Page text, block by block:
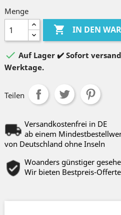
Menge
 IN DEN
 Auf Lager ✔️ Sofort
Werktage.
Teilen
Versandkostenfrei in DE
ab einem
von Deutschland ohne Inseln
Woanders günstiger
Wir bieten Bestpreis-